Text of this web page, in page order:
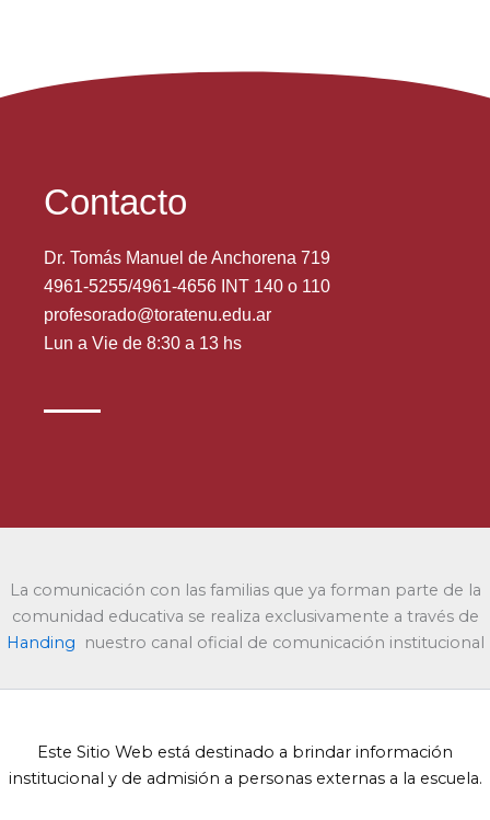
Contacto
Dr. Tomás Manuel de Anchorena 719
4961-5255/4961-4656 INT 140 o 110
profesorado@toratenu.edu.ar
Lun a Vie de 8:30 a 13 hs
La comunicación con las familias que ya forman parte de la
comunidad educativa se realiza exclusivamente a través de
Handing
nuestro canal oficial de comunicación institucional
Este Sitio Web está destinado a brindar información
institucional y de admisión a personas externas a la escuela.